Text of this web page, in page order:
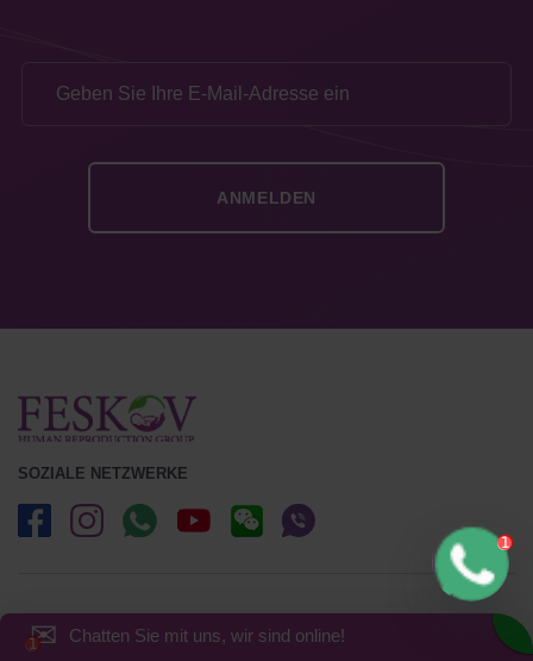
SOZIALE NETZWERKE
✉ Chatten Sie mit uns, wir sind online!